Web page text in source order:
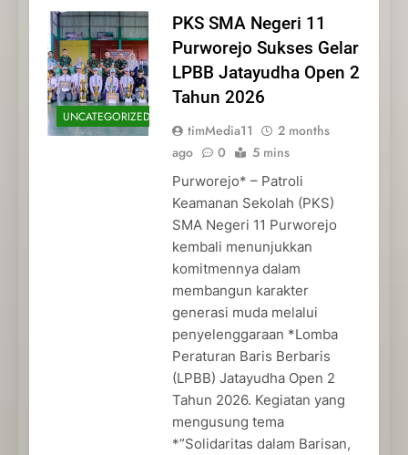
UNCATEGORIZED
PKS SMA Negeri 11
Purworejo Sukses Gelar
LPBB Jatayudha Open 2
Tahun 2026
timMedia11
2 months
ago
0 5 mins
Purworejo* – Patroli
Keamanan Sekolah (PKS)
SMA Negeri 11 Purworejo
kembali menunjukkan
komitmennya dalam
membangun karakter
generasi muda melalui
penyelenggaraan *Lomba
Peraturan Baris Berbaris
(LPBB) Jatayudha Open 2
Tahun 2026. Kegiatan yang
mengusung tema
*”Solidaritas dalam Barisan,